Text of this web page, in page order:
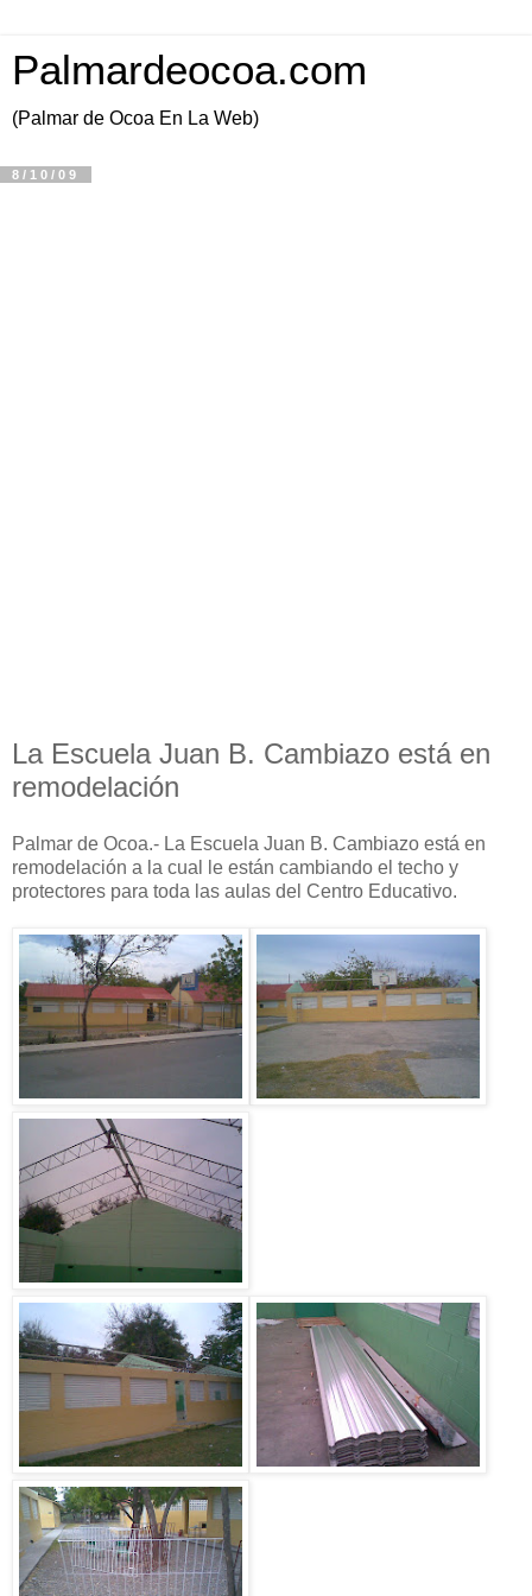
Palmardeocoa.com
(Palmar de Ocoa En La Web)
8/10/09
La Escuela Juan B. Cambiazo está en
remodelación
Palmar de Ocoa.- La Escuela Juan B. Cambiazo está en
remodelación a la cual le están cambiando el techo y
protectores para toda las aulas del Centro Educativo.